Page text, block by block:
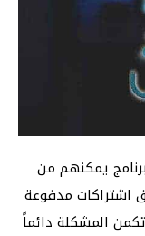
يمكنهم من
اشتراكات مدفوعة
المشكلة دائماً